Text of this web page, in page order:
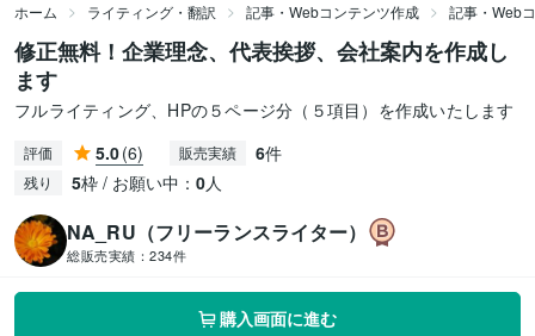
ホーム ライティング・翻訳 記事・Webコンテンツ作成 記事・Web
修正無料！企業理念、代表挨拶、会社案内を作成し
ます
フルライティング、HPの５ページ分（５項目）を作成いたします
評価 5.0(6) 販売実績 6件
残り 5枠 / お願い中： 0人
NA_RU（フリーランスライター）
総販売実績： 234件
購入画面に進む